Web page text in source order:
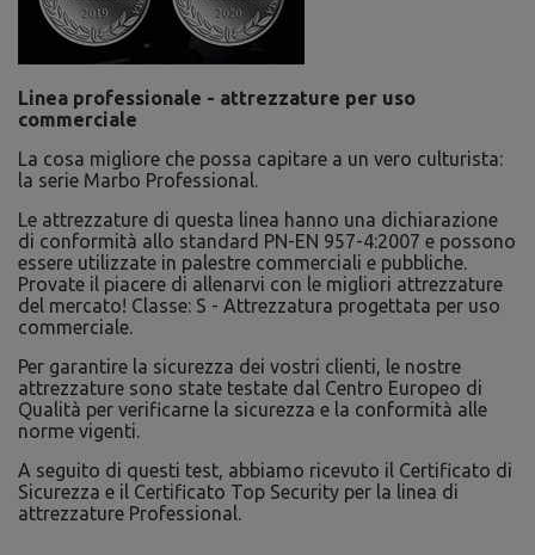
Linea professionale - attrezzature per uso
commerciale
La cosa migliore che possa capitare a un vero culturista:
la serie Marbo Professional.
Le attrezzature di questa linea hanno una dichiarazione
di conformità allo standard PN-EN 957-4:2007 e possono
essere utilizzate in palestre commerciali e pubbliche.
Provate il piacere di allenarvi con le migliori attrezzature
del mercato! Classe: S - Attrezzatura progettata per uso
commerciale.
Per garantire la sicurezza dei vostri clienti, le nostre
attrezzature sono state testate dal Centro Europeo di
Qualità per verificarne la sicurezza e la conformità alle
norme vigenti.
A seguito di questi test, abbiamo ricevuto il Certificato di
Sicurezza e il Certificato Top Security per la linea di
attrezzature Professional.